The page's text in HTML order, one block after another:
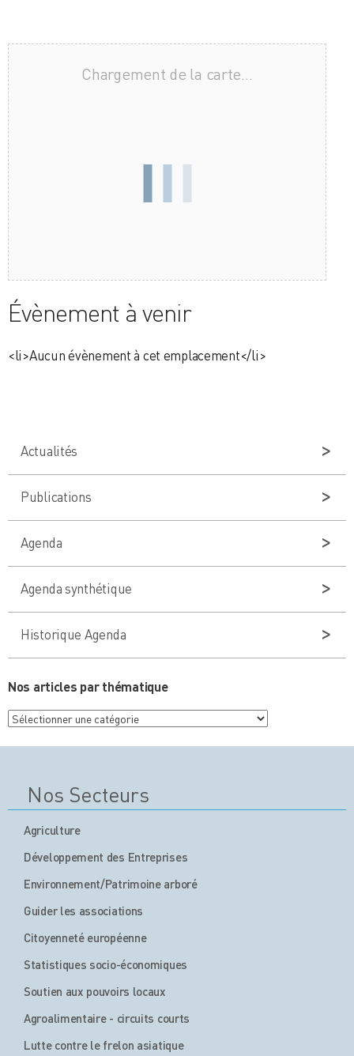
Chargement de la carte…
Évènement à venir
<li>Aucun évènement à cet emplacement</li>
Actualités
Publications
Agenda
Agenda synthétique
Historique Agenda
Nos articles par thématique
Nos
articles
Nos Secteurs
Agriculture
Développement des Entreprises
Environnement/Patrimoine arboré
Guider les associations
Citoyenneté européenne
Statistiques socio-économiques
Soutien aux pouvoirs locaux
Agroalimentaire - circuits courts
Lutte contre le frelon asiatique